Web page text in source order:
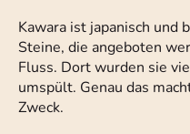
Kawara ist japanisch
Steine, die angeboten
Fluss. Dort wurden sie
umspült. Genau das
Zweck.